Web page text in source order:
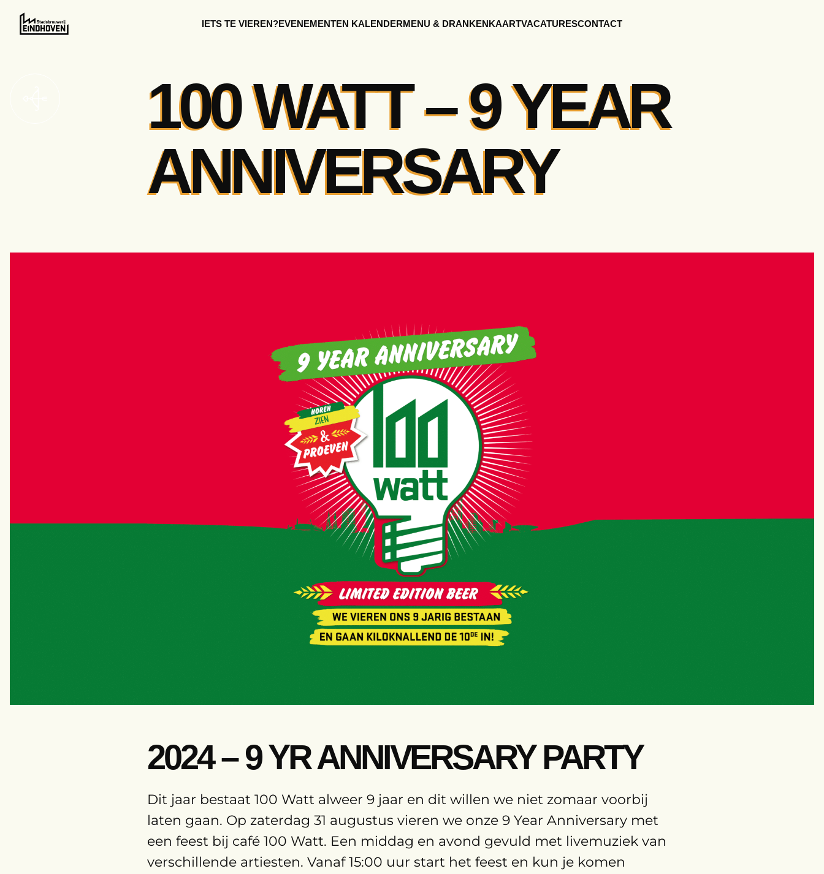
IETS TE VIEREN?EVENEMENTEN KALENDERMENU & DRANKENKAARTVACATURESCONTACT
100 WATT – 9 YEAR
ANNIVERSARY
2024 – 9 YR ANNIVERSARY PARTY
Dit jaar bestaat 100 Watt alweer 9 jaar en dit willen we niet zomaar voorbij
laten gaan. Op zaterdag 31 augustus vieren we onze 9 Year Anniversary met
een feest bij café 100 Watt. Een middag en avond gevuld met livemuziek van
verschillende artiesten. Vanaf 15:00 uur start het feest en kun je komen